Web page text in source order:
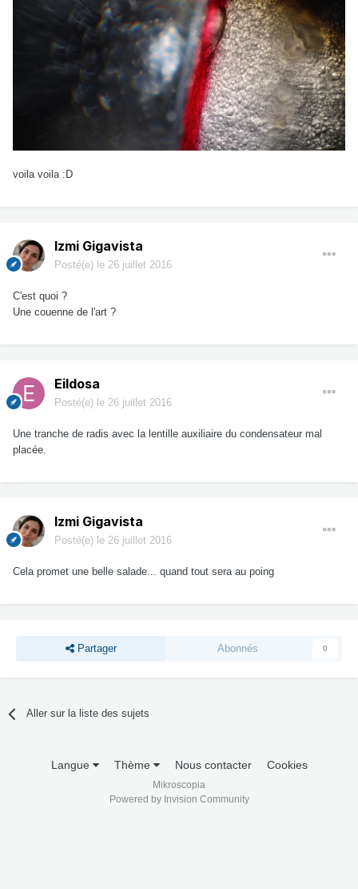
voila voila :D
Izmi Gigavista
Posté(e) le 26 juillet 2016
C'est quoi ?
Une couenne de l'art ?
Eildosa
Posté(e) le 26 juillet 2016
Une tranche de radis avec la lentille auxiliaire du condensateur mal
placée.
Izmi Gigavista
Posté(e) le 26 juillet 2016
Cela promet une belle salade... quand tout sera au poing
Partager Abonnés 0
Aller sur la liste des sujets
Langue Thème Nous contacter Cookies
Mikroscopia
Powered by Invision Community